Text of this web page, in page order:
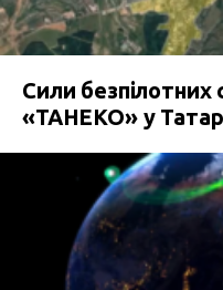
Сили
«ТАНЕКО» у